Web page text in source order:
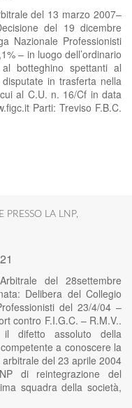
del 13 marzo 2007–
del 19 dicembre
Nazionale Professionisti
– in luogo dell’ordinario
botteghino spettanti al
in trasferta nella
al C.U. n. 16/Cf in data
Parti: Treviso F.B.C.
PRESSO LA LNP,
del 28settembre
Delibera del Collegio
del 23/4/04 –
contro F.I.G.C. – R.M.V..
il difetto assoluto della
a conoscere la
del 23 aprile 2004
di reintegrazione del
squadra della società,